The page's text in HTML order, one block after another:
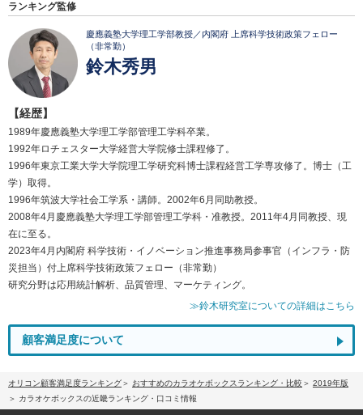
ランキング監修
慶應義塾大学理工学部教授／内閣府 上席科学技術政策フェロー
（非常勤）
鈴木秀男
【経歴】
1989年慶應義塾大学理工学部管理工学科卒業。
1992年ロチェスター大学経営大学院修士課程修了。
1996年東京工業大学大学院理工学研究科博士課程経営工学専攻修了。博士（工
学）取得。
1996年筑波大学社会工学系・講師。2002年6月同助教授。
2008年4月慶應義塾大学理工学部管理工学科・准教授。2011年4月同教授、現
在に至る。
2023年4月内閣府 科学技術・イノベーション推進事務局参事官（インフラ・防
災担当）付上席科学技術政策フェロー（非常勤）
研究分野は応用統計解析、品質管理、マーケティング。
≫鈴木研究室についての詳細はこちら
顧客満足度について
オリコン顧客満足度ランキング おすすめのカラオケボックスランキング・比較
2019年版
カラオケボックスの近畿ランキング・口コミ情報